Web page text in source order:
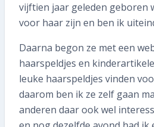
vijftien jaar geleden geboren
voor haar zijn en ben ik
Daarna begon ze met een
haarspeldjes en
leuke haarspeldjes vinden
daarom ben ik ze zelf gaan
anderen daar ook wel